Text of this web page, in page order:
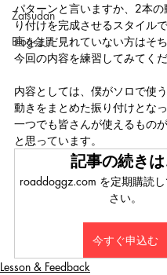
Zatsudan
Blog会員
パターンと言いますか、2本
り付けを完成させるスタイル
画をまだ見れていない方はそ
今回の内容を練習してみてく
内容としては、僕がソロで使
動きをまとめた振り付けとなっ
一つでも皆さんが使えるもの
と思っています。
記事の続き
roaddoggz.com を定期購読
さい。
今すぐ申込む
Lesson & Feedback